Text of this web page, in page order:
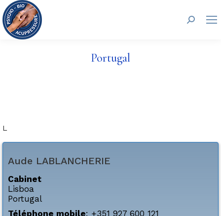
Portugal
L
Aude LABLANCHERIE
Cabinet
Lisboa
Portugal
Téléphone mobile: +351 927 600 121